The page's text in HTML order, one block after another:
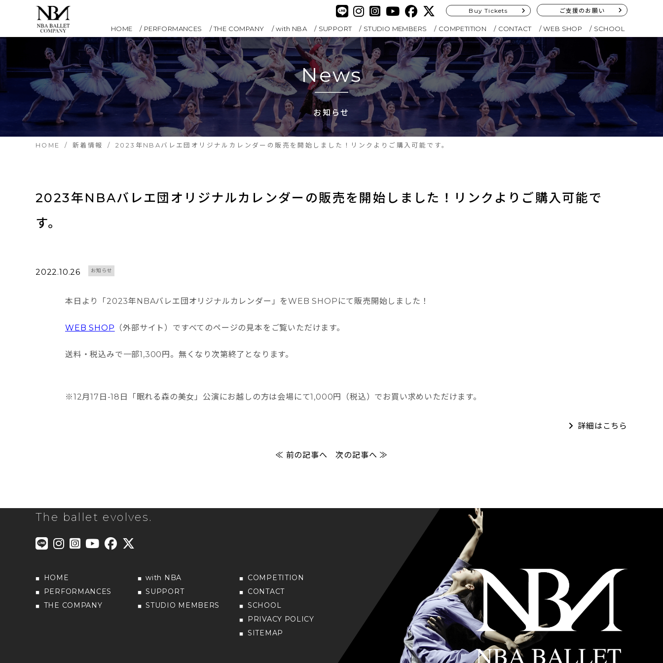
Buy Tickets ご支援のお願い
HOME PERFORMANCES THE COMPANY with NBA SUPPORT STUDIO MEMBERS COMPETITION CONTACT WEB SHOP SCHOOL
News
お知らせ
HOME 新着情報 2023年NBAバレエ団オリジナルカレンダーの販売を開始しました！リンクよりご購入可能です。
2023年NBAバレエ団オリジナルカレンダーの販売を開始しました！リンクよりご購入可能で
す。
2022.10.26 お知らせ
本日より「2023年NBAバレエ団オリジナルカレンダー」をWEB SHOPにて販売開始しました！
WEB SHOP （外部サイト）ですべてのページの見本をご覧いただけます。
送料・税込みで一部1,300円。無くなり次第終了となります。
※12月17日-18日「眠れる森の美女」公演にお越しの方は会場にて1,000円（税込）でお買い求めいただけます。
詳細はこちら
≪ 前の記事へ 次の記事へ ≫
The ballet evolves.
HOME
PERFORMANCES
THE COMPANY
with NBA
SUPPORT
STUDIO MEMBERS
COMPETITION
CONTACT
SCHOOL
PRIVACY POLICY
SITEMAP